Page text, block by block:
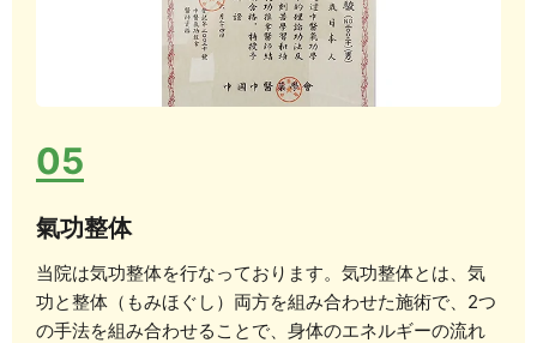
05
氣功整体
当院は気功整体を行なっております。気功整体とは、気
功と整体（もみほぐし）両方を組み合わせた施術で、2つ
の手法を組み合わせることで、身体のエネルギーの流れ